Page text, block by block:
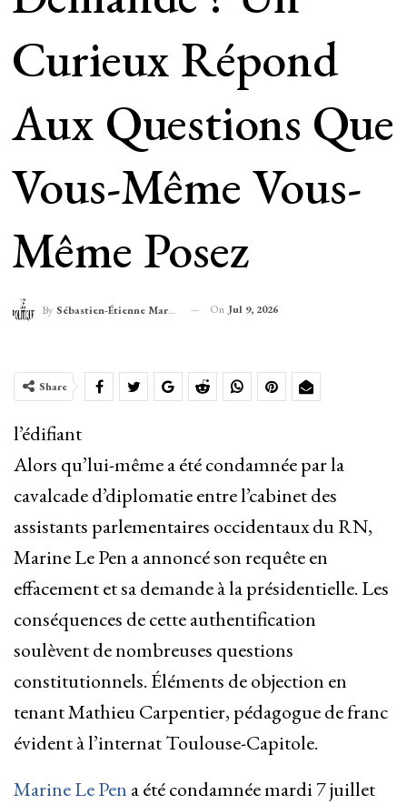
Curieux Répond
Aux Questions Que
Vous-Même Vous-
Même Posez
By Sébastien-Étienne Marechal On Jul 9, 2026
Share
l’édifiant
Alors qu’lui-même a été condamnée par la
cavalcade d’diplomatie entre l’cabinet des
assistants parlementaires occidentaux du RN,
Marine Le Pen a annoncé son requête en
effacement et sa demande à la présidentielle. Les
conséquences de cette authentification
soulèvent de nombreuses questions
constitutionnels. Éléments de objection en
tenant Mathieu Carpentier, pédagogue de franc
évident à l’internat Toulouse-Capitole.
Marine Le Pen a été condamnée mardi 7 juillet